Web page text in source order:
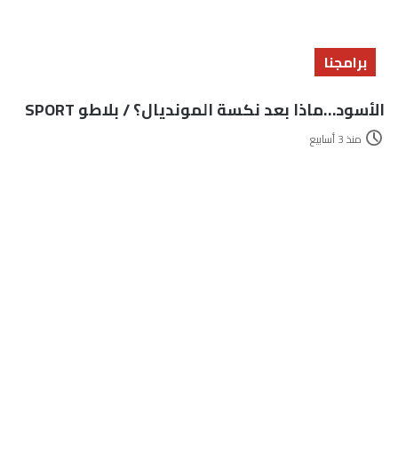
برامجنا
الأسود…ماذا بعد نكسة المونديال؟ / بلاطو SPORT
منذ 3 أسابيع